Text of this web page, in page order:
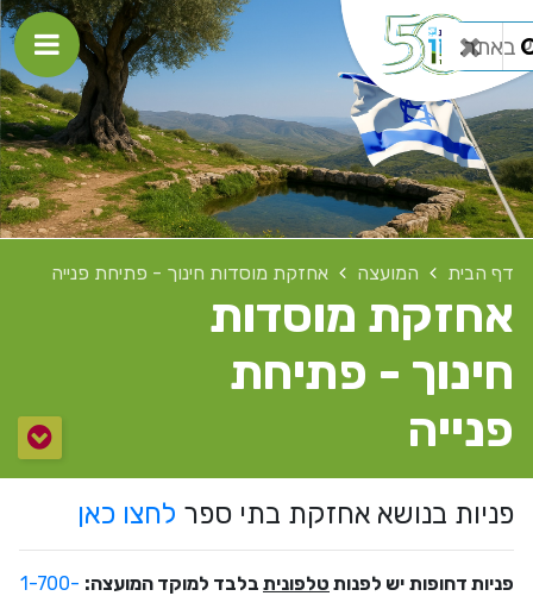
דף הבית המועצה אחזקת מוסדות חינוך - פתיחת פנייה
אחזקת מוסדות
חינוך - פתיחת
פנייה
פניות בנושא אחזקת בתי ספר לחצו כאן
פניות דחופות יש לפנות טלפונית בלבד למוקד המועצה: 1-700-